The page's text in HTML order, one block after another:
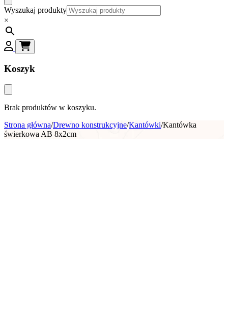
Wyszukaj produkty
×
Koszyk
Brak produktów w koszyku.
Strona główna/Drewno konstrukcyjne/Kantówki/Kantówka
świerkowa AB 8x2cm